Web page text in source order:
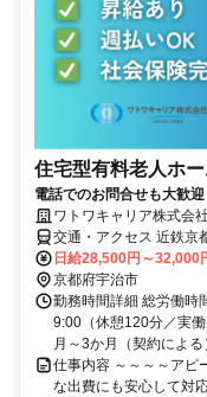
住宅型有料老人
電話でのお問合せも大歓
ワトワキャリア株式会社
交通・アクセス 近鉄京
歩12分／奈良線 新田駅
日給28,500円～32,000
京都府宇治市
勤務時間詳細 総労働時
9:00（休憩120分／実
月～3か月（契約による
仕事内容 ～～～～アピ
な出費にも安心して対